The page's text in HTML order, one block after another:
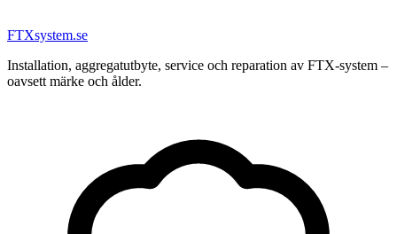
FTXsystem.se
Installation, aggregatutbyte, service och reparation av FTX-system –
oavsett märke och ålder.